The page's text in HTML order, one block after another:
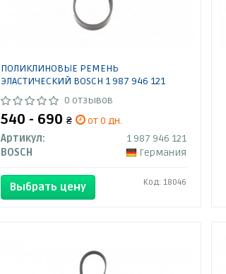
ПОЛИКЛИНОВЫЕ РЕМЕНЬ
ЭЛАСТИЧЕСКИЙ BOSCH 1 987 946 121
0 отзывов
540 - 690 ₴
от 0 дн.
Артикул:
1 987 946 121
BOSCH
Германия
Выбрать цену Код: 18046